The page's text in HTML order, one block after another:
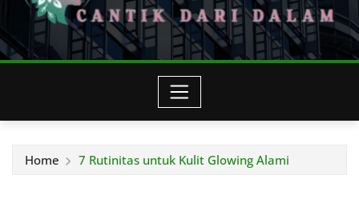
Home 7 Rutinitas untuk Kulit Glowing Alami